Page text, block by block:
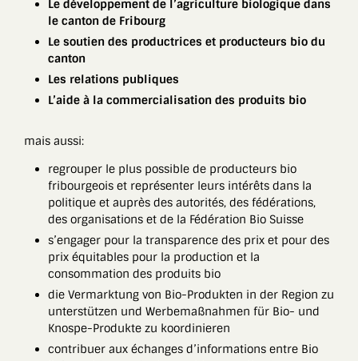
Le développement de l’agriculture biologique dans
le canton de Fribourg
Le soutien des productrices et producteurs bio du
canton
Les relations publiques
L’aide à la commercialisation des produits bio
mais aussi:
regrouper le plus possible de producteurs bio
fribourgeois et représenter leurs intérêts dans la
politique et auprès des autorités, des fédérations,
des organisations et de la Fédération Bio Suisse
s’engager pour la transparence des prix et pour des
prix équitables pour la production et la
consommation des produits bio
die Vermarktung von Bio-Produkten in der Region zu
unterstützen und Werbemaßnahmen für Bio- und
Knospe-Produkte zu koordinieren
contribuer aux échanges d’informations entre Bio